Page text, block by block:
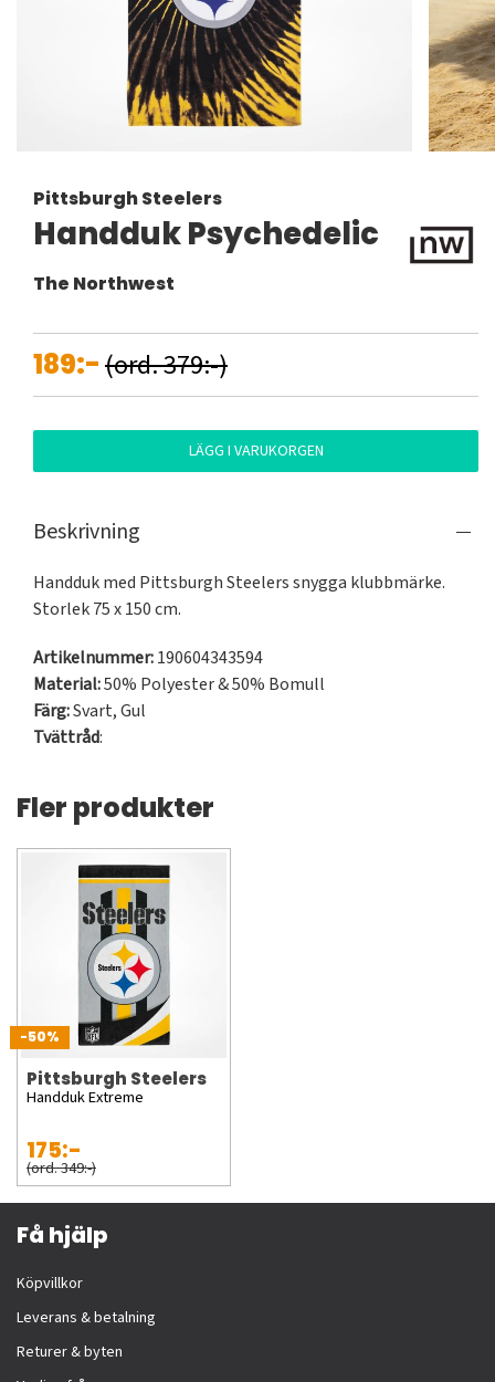
Pittsburgh Steelers
Handduk Psychedelic
The Northwest
189:-(ord. 379:-)
LÄGG I VARUKORGEN
Beskrivning
Handduk med Pittsburgh Steelers snygga klubbmärke.
Storlek 75 x 150 cm.
Artikelnummer:190604343594
Material:50% Polyester & 50% Bomull
Färg:Svart,Gul
Tvättråd:
Fler produkter
-50%
Pittsburgh Steelers
Handduk Extreme
175:-
(ord. 349:-)
Få hjälp
Köpvillkor
Leverans & betalning
Returer & byten